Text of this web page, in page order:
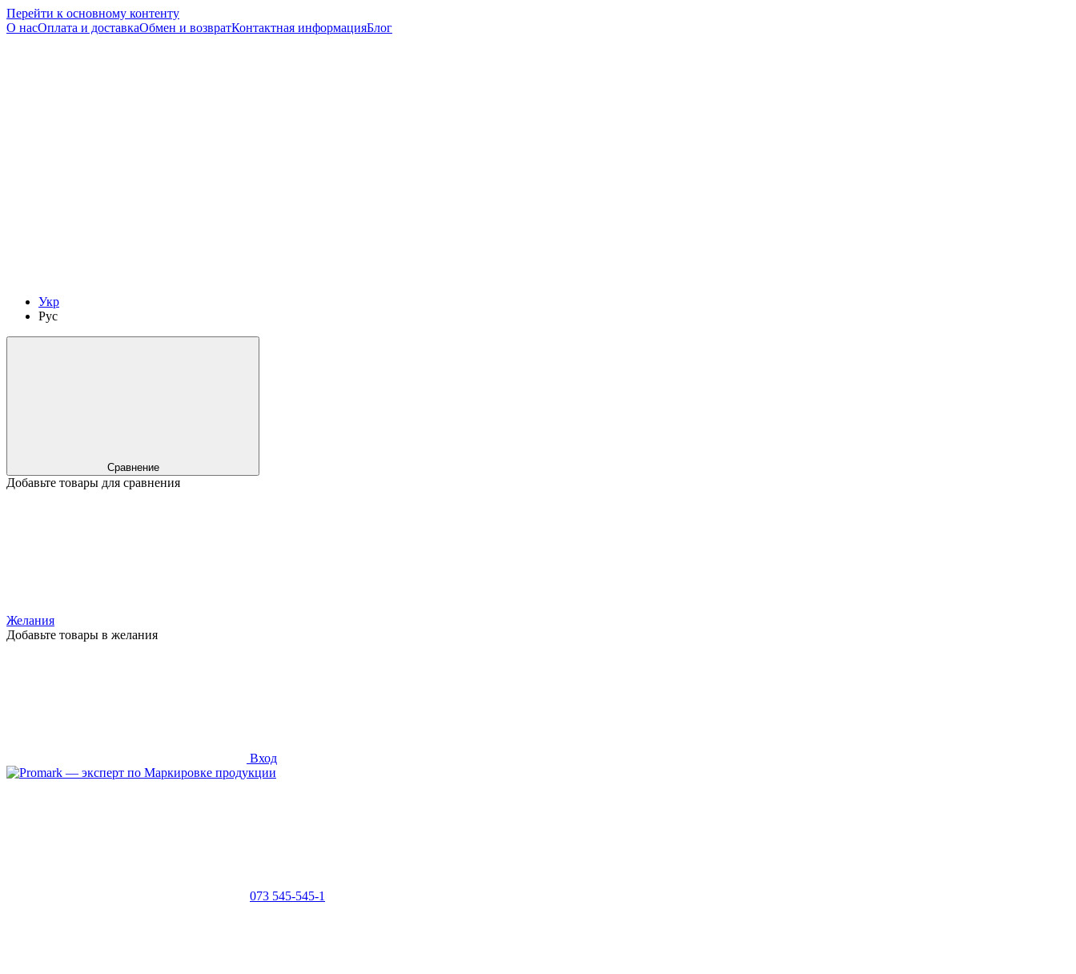
Перейти к основному контенту
О насОплата и доставкаОбмен и возвратКонтактная информацияБлог
Укр
Рус
Сравнение
Добавьте товары для сравнения
Желания
Добавьте товары в желания
Вход
073 545-545-1